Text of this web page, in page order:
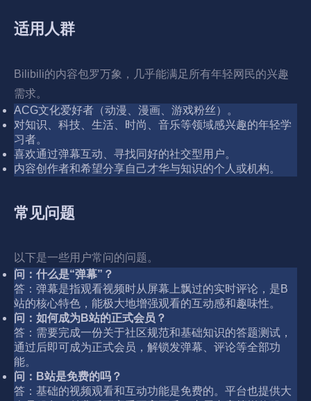
适用人群
Bilibili的内容包罗万象，几乎能满足所有年轻网民的兴趣
需求。
ACG文化爱好者（动漫、漫画、游戏粉丝）。
对知识、科技、生活、时尚、音乐等领域感兴趣的年轻学
习者。
喜欢通过弹幕互动、寻找同好的社交型用户。
内容创作者和希望分享自己才华与知识的个人或机构。
常见问题
以下是一些用户常问的问题。
问：什么是“弹幕”？
答：弹幕是指观看视频时从屏幕上飘过的实时评论，是B
站的核心特色，能极大地增强观看的互动感和趣味性。
问：如何成为B站的正式会员？
答：需要完成一份关于社区规范和基础知识的答题测试，
通过后即可成为正式会员，解锁发弹幕、评论等全部功
能。
问：B站是免费的吗？
答：基础的视频观看和互动功能是免费的。平台也提供大